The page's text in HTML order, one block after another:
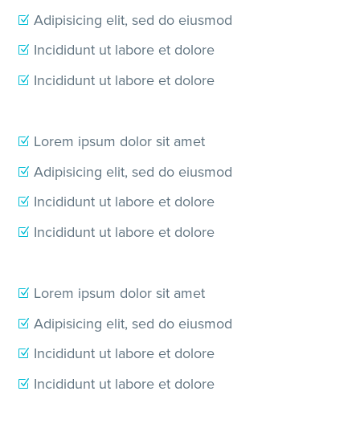
Adipisicing elit, sed do eiusmod
Incididunt ut labore et dolore
Incididunt ut labore et dolore
Lorem ipsum dolor sit amet
Adipisicing elit, sed do eiusmod
Incididunt ut labore et dolore
Incididunt ut labore et dolore
Lorem ipsum dolor sit amet
Adipisicing elit, sed do eiusmod
Incididunt ut labore et dolore
Incididunt ut labore et dolore